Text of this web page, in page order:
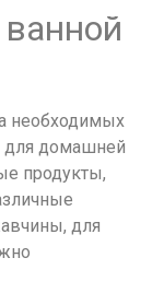
необходимых
для домашней
продукты,
для